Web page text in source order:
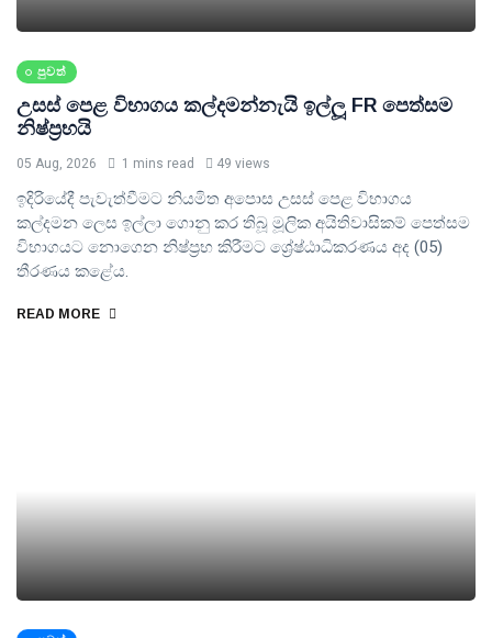
පුවත්
උසස් පෙළ විභාගය කල්දමන්නැයි ඉල්ලූ FR පෙත්සම
නිෂ්ප්‍රභයි
05 Aug, 2026 1 mins read 49 views
ඉදිරියේදී පැවැත්වීමට නියමිත අපොස උසස් පෙළ විභාගය
කල්දමන ලෙස ඉල්ලා ගොනු කර තිබූ මූලික අයිතිවාසිකම් පෙත්සම
විභාගයට නොගෙන නිෂ්ප්‍රභ කිරීමට ශ්‍රේෂ්ඨාධිකරණය අද (05)
තීරණය කළේය.
READ MORE